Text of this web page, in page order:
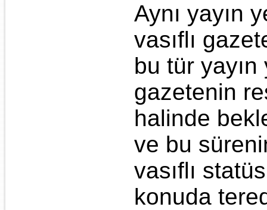
Aynı yayın
vasıflı
bu tür
gazetenin
halinde
ve bu
vasıflı
konuda